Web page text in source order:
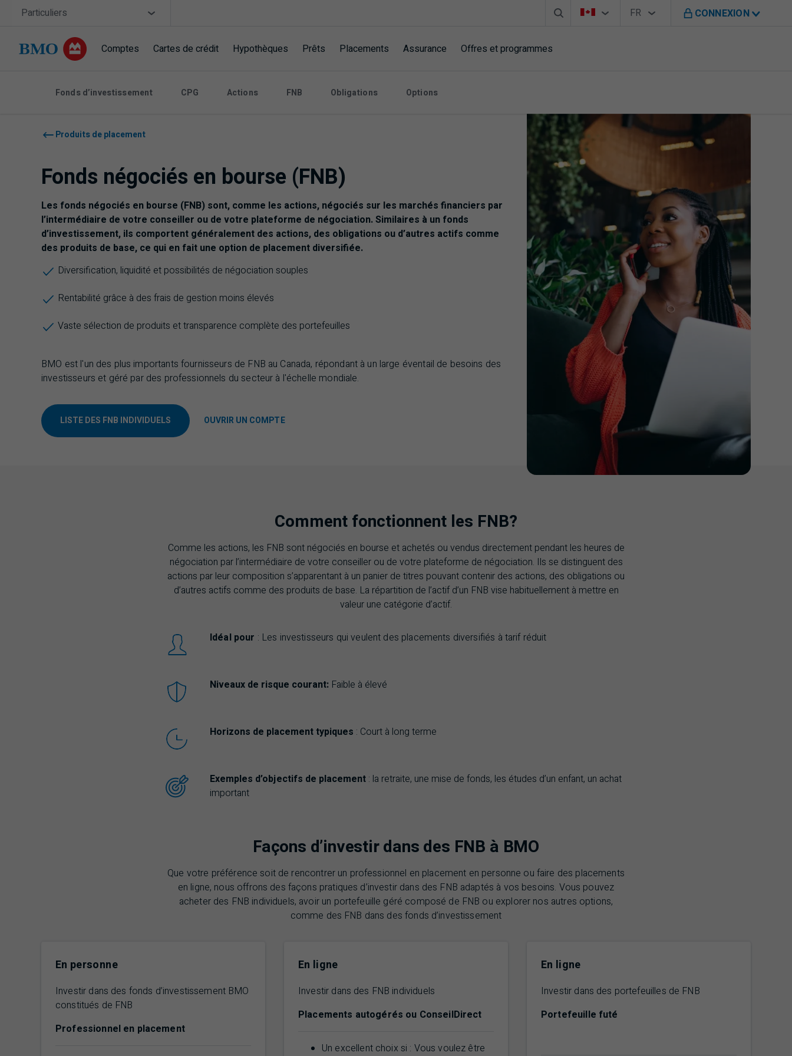
Sauter la navigation
Site Selector
Particuliers Barre de recherche
Sélecteur de pays
Vous êtes sur le site de B M O au Canada
Sélecteur de langue
FR
Français CONNEXION
Comptes Cartes de crédit Hypothèques Prêts Placements Assurance Offres et programmes
Fonds d’investissement CPG Actions FNB Obligations Options
Produits de placement
Fonds négociés en bourse (FNB)
Les fonds négociés en bourse (FNB) sont, comme les actions, négociés sur les marchés financiers par
l’intermédiaire de votre conseiller ou de votre plateforme de négociation. Similaires à un fonds
d’investissement, ils comportent généralement des actions, des obligations ou d’autres actifs comme
des produits de base, ce qui en fait une option de placement diversifiée.
Diversification, liquidité et possibilités de négociation souples
Rentabilité grâce à des frais de gestion moins élevés
Vaste sélection de produits et transparence complète des portefeuilles
BMO est l'un des plus importants fournisseurs de FNB au Canada, répondant à un large éventail de besoins des
investisseurs et géré par des professionnels du secteur à l'échelle mondiale.
LISTE DES FNB INDIVIDUELS OUVRIR UN COMPTE
Comment fonctionnent les FNB?
Comme les actions, les FNB sont négociés en bourse et achetés ou vendus directement pendant les heures de
négociation par l’intermédiaire de votre conseiller ou de votre plateforme de négociation. Ils se distinguent des
actions par leur composition s’apparentant à un panier de titres pouvant contenir des actions, des obligations ou
d’autres actifs comme des produits de base. La répartition de l’actif d’un FNB vise habituellement à mettre en
valeur une catégorie d’actif.
Idéal pour : Les investisseurs qui veulent des placements diversifiés à tarif réduit
Niveaux de risque courant: Faible à élevé
Horizons de placement typiques : Court à long terme
Exemples d’objectifs de placement : la retraite, une mise de fonds, les études d’un enfant, un achat
important
Façons d’investir dans des FNB à BMO
Que votre préférence soit de rencontrer un professionnel en placement en personne ou faire des placements
en ligne, nous offrons des façons pratiques d’investir dans des FNB adaptés à vos besoins. Vous pouvez
acheter des FNB individuels, avoir un portefeuille géré composé de FNB ou explorer nos autres options,
comme des FNB dans des fonds d’investissement
En personne
Investir dans des fonds d’investissement BMO
constitués de FNB
Professionnel en placement
En ligne
Investir dans des FNB individuels
Placements autogérés ou ConseilDirect
Un excellent choix si : Vous voulez être
En ligne
Investir dans des portefeuilles de FNB
Portefeuille futé